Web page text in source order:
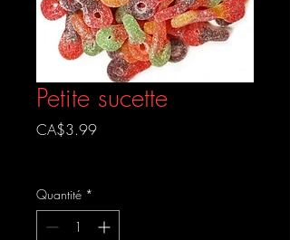
Petite sucette
CA$3.99Prix
Quantité *